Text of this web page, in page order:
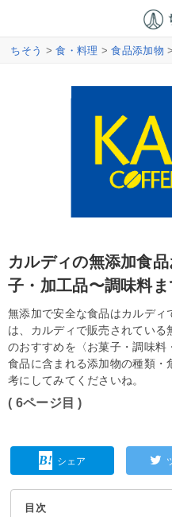
ちそう >食・料理 >食品添加物
カルディの無添加食
子・加工品〜調味料ま
無添加で安全な食品はカルディ
は、カルディで販売されてい
のおすすめを〈お菓子・調味料
食品に含まれる添加物の種類・
考にしてみてくださいね。
( 6ページ目 )
シェア
目次